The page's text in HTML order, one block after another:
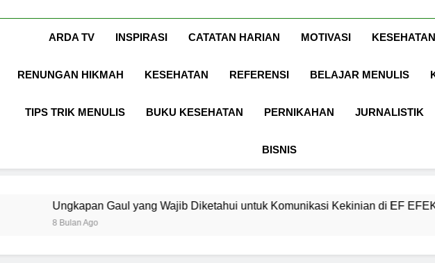
ARDA TV INSPIRASI CATATAN HARIAN MOTIVASI
RENUNGAN HIKMAH KESEHATAN REFERENSI BELAJAR MENULIS
TIPS TRIK MENULIS BUKU KESEHATAN PERNIKAHAN JURNALISTIK
BISNIS
Gaul yang Wajib Diketahui untuk Komunikasi Kekinian di EF EFEKTA English for